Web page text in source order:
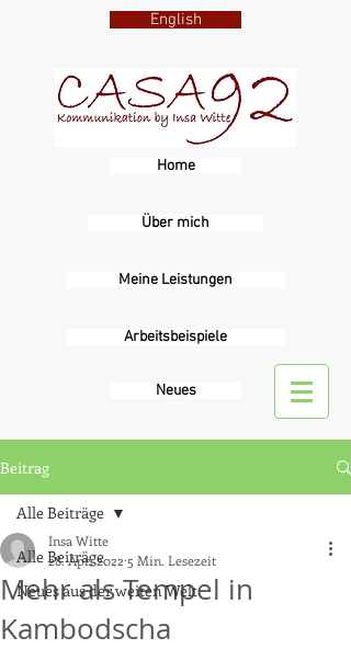
English
Home
Über mich
Meine Leistungen
Arbeitsbeispiele
Sprache
Neues
Beitrag
Alle Beiträge
Neues aus der weiten Welt
Alle Beiträge
Mehr als Tempel in
Kambodscha
Insa Witte
28. Apr. 2022 5 Min. Lesezeit